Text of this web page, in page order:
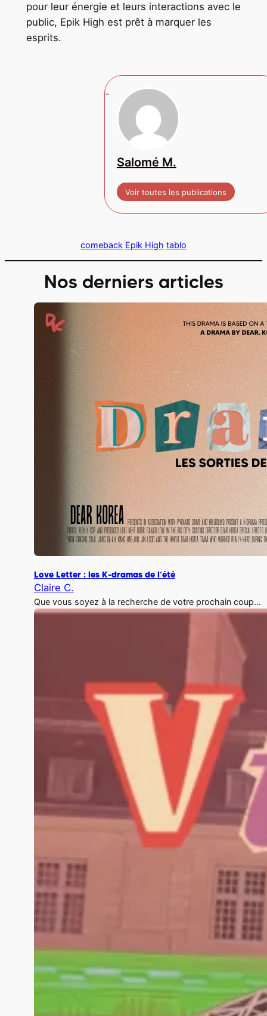
pour leur énergie et leurs interactions avec le
public, Epik High est prêt à marquer les
esprits.
Salomé M.
Voir toutes les publications
comeback Epik High tablo
Nos derniers articles
Love Letter : les K-dramas de l’été
Claire C.
Que vous soyez à la recherche de votre prochain coup…